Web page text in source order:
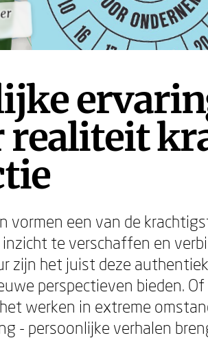
realiteit
vormen een van de
te verschaffen en
zijn het juist deze
perspectieven bieden.
werken in extreme
- persoonlijke verhalen